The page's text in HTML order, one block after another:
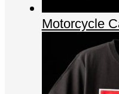
Motorcycle